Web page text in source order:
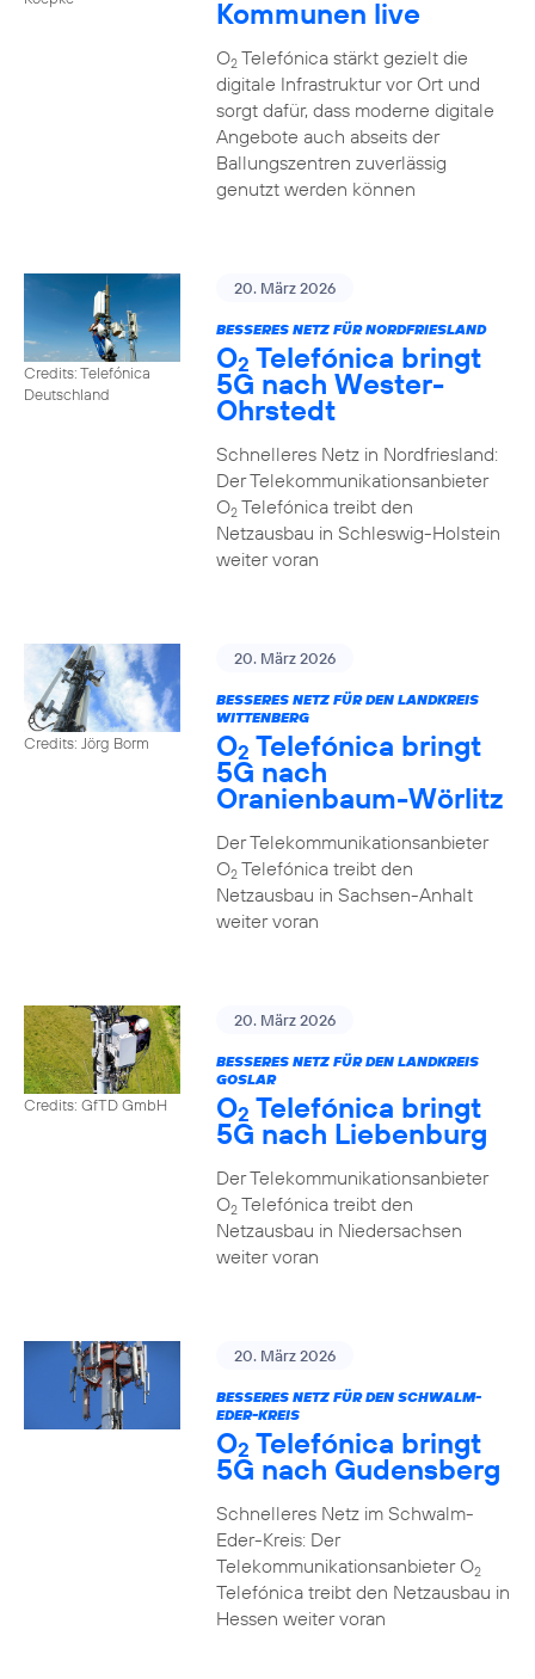
Kommunen live
O2Telefónica stärkt gezielt die
digitale Infrastruktur vor Ort und
sorgt dafür, dass moderne digitale
Angebote auch abseits der
Ballungszentren zuverlässig
genutzt werden können
Credits: Telefónica
Deutschland
20. März 2026
BESSERES NETZ FÜR NORDFRIESLAND
O2 Telefónica bringt
5G nach Wester-
Ohrstedt
Schnelleres Netz in Nordfriesland:
Der Telekommunikationsanbieter
O2Telefónica treibt den
Netzausbau in Schleswig-Holstein
weiter voran
Credits: Jörg Borm
20. März 2026
BESSERES NETZ FÜR DEN LANDKREIS
WITTENBERG
O2 Telefónica bringt
5G nach
Oranienbaum-Wörlitz
Der Telekommunikationsanbieter
O2Telefónica treibt den
Netzausbau in Sachsen-Anhalt
weiter voran
Credits: GfTD GmbH
20. März 2026
BESSERES NETZ FÜR DEN LANDKREIS
GOSLAR
O2 Telefónica bringt
5G nach Liebenburg
Der Telekommunikationsanbieter
O2Telefónica treibt den
Netzausbau in Niedersachsen
weiter voran
20. März 2026
BESSERES NETZ FÜR DEN SCHWALM-
EDER-KREIS
O2 Telefónica bringt
5G nach Gudensberg
Schnelleres Netz im Schwalm-
Eder-Kreis: Der
Telekommunikationsanbieter O2
Telefónica treibt den Netzausbau in
Hessen weiter voran